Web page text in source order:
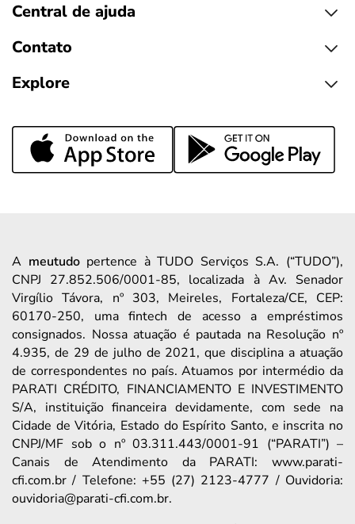
Central de ajuda
Contato
Explore
A meutudopertence à TUDO Serviços S.A. (“TUDO”),
CNPJ 27.852.506/0001-85, localizada à Av. Senador
Virgílio Távora, nº 303, Meireles, Fortaleza/CE, CEP:
60170-250, uma fintech de acesso a empréstimos
consignados. Nossa atuação é pautada na Resolução nº
4.935, de 29 de julho de 2021, que disciplina a atuação
de correspondentes no país. Atuamos por intermédio da
PARATI CRÉDITO, FINANCIAMENTO E INVESTIMENTO
S/A, instituição financeira devidamente, com sede na
Cidade de Vitória, Estado do Espírito Santo, e inscrita no
CNPJ/MF sob o nº 03.311.443/0001-91 (“PARATI”) –
Canais de Atendimento da PARATI: www.parati-
cfi.com.br / Telefone: +55 (27) 2123-4777 / Ouvidoria:
ouvidoria@parati-cfi.com.br.